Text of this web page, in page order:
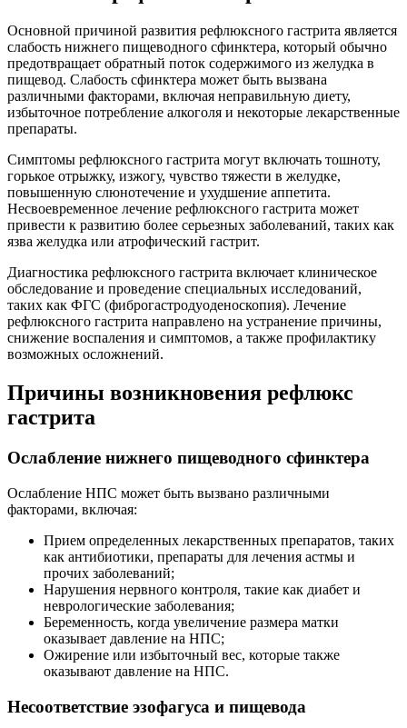
Основной причиной развития рефлюксного гастрита является
слабость нижнего пищеводного сфинктера, который обычно
предотвращает обратный поток содержимого из желудка в
пищевод. Слабость сфинктера может быть вызвана
различными факторами, включая неправильную диету,
избыточное потребление алкоголя и некоторые лекарственные
препараты.
Симптомы рефлюксного гастрита могут включать тошноту,
горькое отрыжку, изжогу, чувство тяжести в желудке,
повышенную слюнотечение и ухудшение аппетита.
Несвоевременное лечение рефлюксного гастрита может
привести к развитию более серьезных заболеваний, таких как
язва желудка или атрофический гастрит.
Диагностика рефлюксного гастрита включает клиническое
обследование и проведение специальных исследований,
таких как ФГС (фиброгастродуоденоскопия). Лечение
рефлюксного гастрита направлено на устранение причины,
снижение воспаления и симптомов, а также профилактику
возможных осложнений.
Причины возникновения рефлюкс
гастрита
Ослабление нижнего пищеводного сфинктера
Ослабление НПС может быть вызвано различными
факторами, включая:
Прием определенных лекарственных препаратов, таких
как антибиотики, препараты для лечения астмы и
прочих заболеваний;
Нарушения нервного контроля, такие как диабет и
неврологические заболевания;
Беременность, когда увеличение размера матки
оказывает давление на НПС;
Ожирение или избыточный вес, которые также
оказывают давление на НПС.
Несоответствие эзофагуса и пищевода